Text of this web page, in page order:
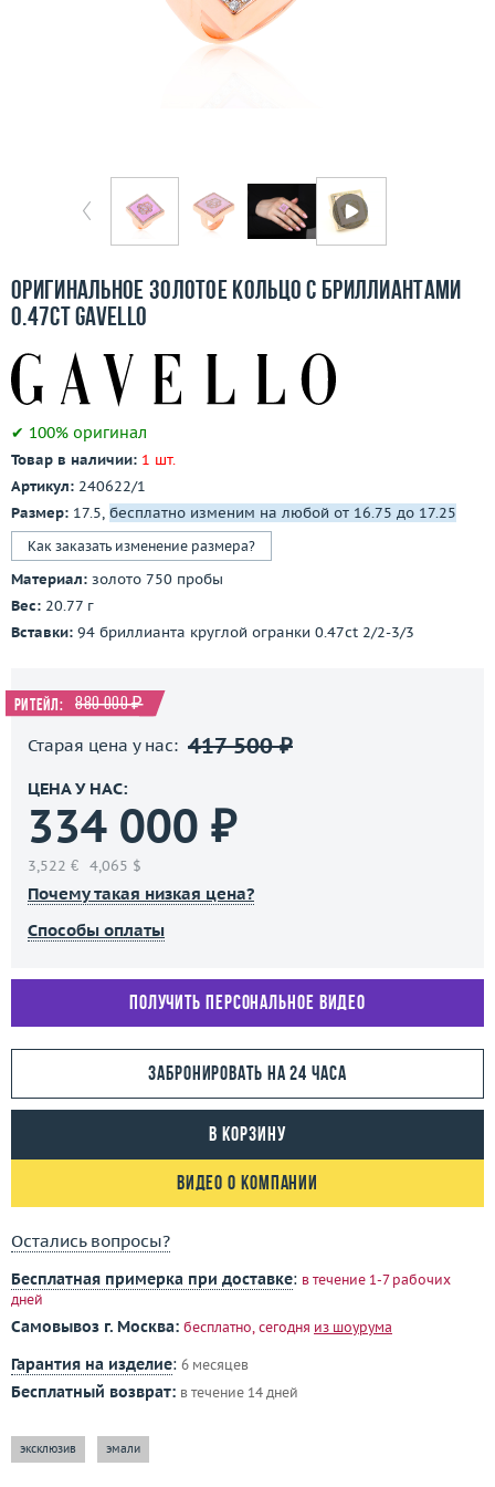
Бесплатная доставка
Контакты
Оригинальное золотое кольцо c бриллиантами
0.47ct Gavello
✔ 100% оригинал
Товар в наличии: 1 шт.
Артикул: 240622/1
Размер: 17.5, бесплатно изменим на любой от 16.75 до 17.25
Как заказать изменение размера?
Материал: золото 750 пробы
Вес: 20.77 г
Вставки: 94 бриллианта круглой огранки 0.47ct 2/2-3/3
Ритейл: 880 000 ₽
Старая цена у нас: 417 500 ₽
ЦЕНА У НАС:
334 000 ₽
3,522 € 4,065 $
Почему такая низкая цена?
Способы оплаты
Получить персональное видео
Забронировать на 24 часа
В корзину
Видео о компании
Остались вопросы?
Бесплатная примерка при доставке: в течение 1-7 рабочих
дней
Самовывоз г. Москва: бесплатно, сегодня из шоурума
Гарантия на изделие: 6 месяцев
Бесплатный возврат: в течение 14 дней
эксклюзив эмали